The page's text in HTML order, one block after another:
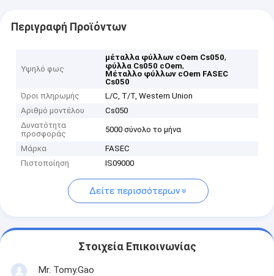
Περιγραφή Προϊόντων
Υψηλό φως
μέταλλα φύλλων cOem Cs050,
φύλλα Cs050 cOem,
Μέταλλο φύλλων cOem FASEC
Cs050
Όροι πληρωμής
L/C, T/T, Western Union
Αριθμό μοντέλου
Cs050
Δυνατότητα
προσφοράς
5000 σύνολο το μήνα
Μάρκα
FASEC
Πιστοποίηση
IS09000
Δείτε περισσότερων
Στοιχεία Επικοινωνίας
Mr. Tomy.Gao